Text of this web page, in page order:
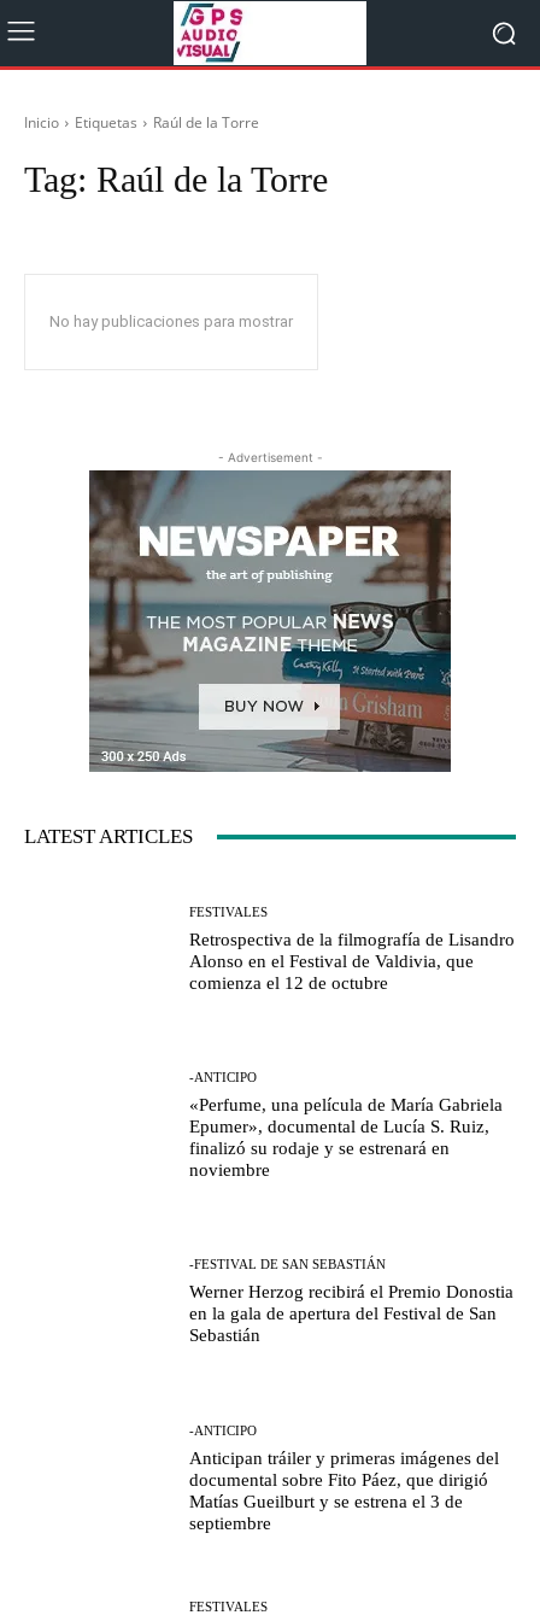
Inicio Etiquetas Raúl de la Torre
Tag: Raúl de la Torre
No hay publicaciones para mostrar
- Advertisement -
LATEST ARTICLES
FESTIVALES
Retrospectiva de la filmografía de Lisandro
Alonso en el Festival de Valdivia, que
comienza el 12 de octubre
-ANTICIPO
«Perfume, una película de María Gabriela
Epumer», documental de Lucía S. Ruiz,
finalizó su rodaje y se estrenará en
noviembre
-FESTIVAL DE SAN SEBASTIÁN
Werner Herzog recibirá el Premio Donostia
en la gala de apertura del Festival de San
Sebastián
-ANTICIPO
Anticipan tráiler y primeras imágenes del
documental sobre Fito Páez, que dirigió
Matías Gueilburt y se estrena el 3 de
septiembre
FESTIVALES